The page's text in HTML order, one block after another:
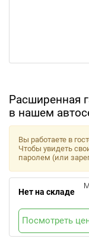
Расширенная
в нашем
Вы работаете в
Чтобы увидеть
паролем (или
Нет на складе
Посмотреть